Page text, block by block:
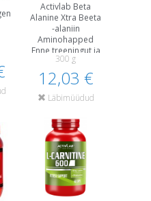
Activlab Beta
Alanine Xtra Beeta
-alaniin
Aminohapped
Enne treeningut ja
energiat
300 g
12,03 €
Läbimüüdud